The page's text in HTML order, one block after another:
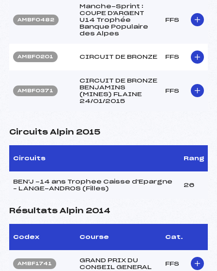
AMBF0482
Manche-Sprint :
COUPE D'ARGENT
U14 Trophée
Banque Populaire
des Alpes
FFS
AMBF0201 CIRCUIT DE BRONZE FFS
AMBF0371
CIRCUIT DE BRONZE
BENJAMINS
(MINES) FLAINE
24/01/2015
FFS
Circuits Alpin 2015
Circuits Rang
BEN'J -14 ans Trophee Caisse d'Epargne
– LANGE-ANDROS (Filles)
26
Résultats Alpin 2014
Codex Course Cat.
AMBF1741
GRAND PRIX DU
CONSEIL GENERAL
FFS